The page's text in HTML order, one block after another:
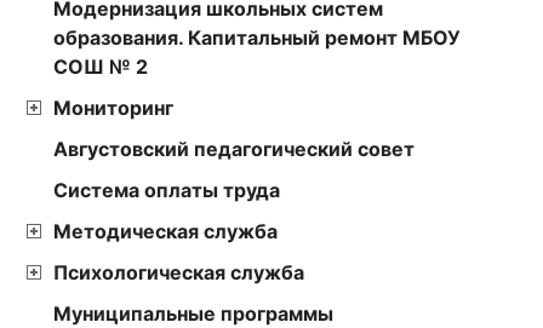
Модернизация школьных систем
образования. Капитальный ремонт МБОУ
СОШ № 2
Мониторинг
Августовский педагогический совет
Cистема оплаты труда
Методическая служба
Психологическая служба
Муниципальные программы